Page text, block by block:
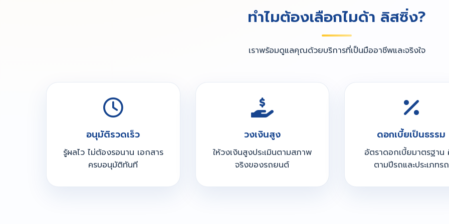
ทำไมต้องเลือกไมด้า ลิสซิ่ง?
เราพร้อมดูแลคุณด้วยบริการที่เป็นมืออาชีพและจริงใจ
อนุมัติรวดเร็ว
รู้ผลไว ไม่ต้องรอนาน เอกสาร
ครบอนุมัติทันที
วงเงินสูง
ให้วงเงินสูงประเมินตามสภาพ
จริงของรถยนต์
ดอกเบี้ยเป็นธรรม
อัตราดอกเบี้ยมาตรฐาน
ตามปีรถและประเภทรถ